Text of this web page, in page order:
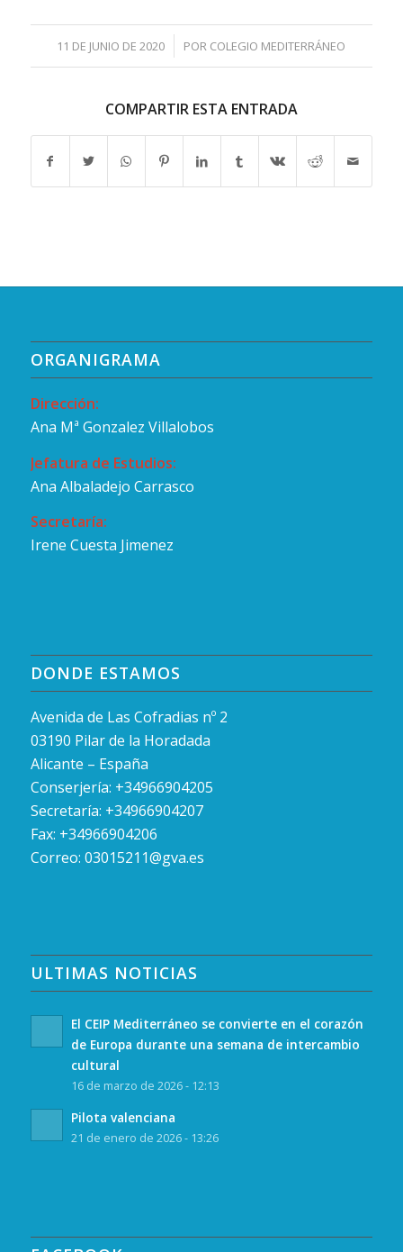
11 DE JUNIO DE 2020
/ POR COLEGIO MEDITERRÁNEO
COMPARTIR ESTA ENTRADA
ORGANIGRAMA
Dirección:
Ana Mª Gonzalez Villalobos
Jefatura de Estudios:
Ana Albaladejo Carrasco
Secretaría:
Irene Cuesta Jimenez
DONDE ESTAMOS
Avenida de Las Cofradias nº 2
03190 Pilar de la Horadada
Alicante – España
Conserjería: +34966904205
Secretaría: +34966904207
Fax: +34966904206
Correo: 03015211@gva.es
ULTIMAS NOTICIAS
El CEIP Mediterráneo se convierte en el corazón
de Europa durante una semana de intercambio
cultural
16 de marzo de 2026 - 12:13
Pilota valenciana
21 de enero de 2026 - 13:26